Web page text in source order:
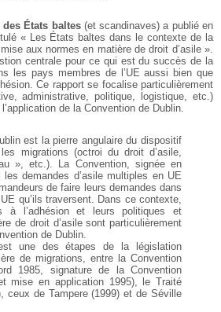
des États baltes(et scandinaves) a publié en
« Les États baltes dans le contexte de la
aux normes en matière de droit d’asile ».
centrale pour ce qui est du succès de la
les pays membres de l’UE aussi bien que
Ce rapport se focalise particulièrement
administrative, politique, logistique, etc.)
de la Convention de Dublin.
est la pierre angulaire du dispositif
migrations (octroi du droit d’asile,
», etc.). La Convention, signée en
demandes d’asile multiples en UE
de faire leurs demandes dans
qu’ils traversent. Dans ce contexte,
à l’adhésion et leurs politiques et
de droit d’asile sont particulièrement
de Dublin.
une des étapes de la législation
de migrations, entre la Convention
1985, signature de la Convention
mise en application 1995), le Traité
ceux de Tampere (1999) et de Séville